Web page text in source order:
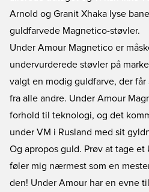
Arnold og Granit Xhaka lyse
guldfarvede Magnetico-støvler.
Under Amour Magnetico er
undervurderede støvler på
valgt en modig guldfarve, der
fra alle andre. Under Amour
forhold til teknologi, og det
under VM i Rusland med sit
Og apropos guld. Prøv at tage et
føler mig nærmest som en
den! Under Amour har en evne